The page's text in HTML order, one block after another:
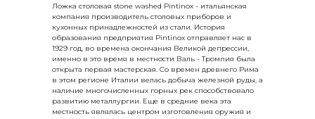
Ложка столовая stone washed Pintinox - итальянская
компания производитель столовых приборов и
кухонных принадлежностей из стали. История
образования предприятия Pintinox отправляет нас в
1929 год, во времена окончания Великой депрессии,
именно в это время в местности Валь - Тромпия была
открыта первая мастерская. Со времен древнего Рима
в этом регионе Италии велась добыча железной руды, а
наличие многочисленных горных рек способствовало
развитию металлургии. Еще в средние века эта
местность являлась центром изготовления оружия и